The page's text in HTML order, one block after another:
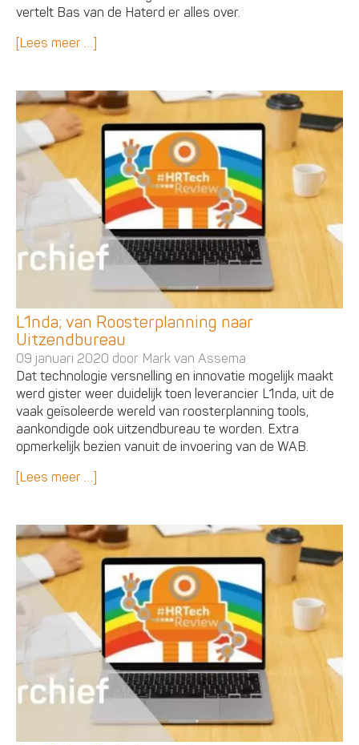
vertelt Bas van de Haterd er alles over.
[Lees meer …]
L1nda; van Roosterplanning naar
Uitzendbureau
09 januari 2020 door Mark van Assema
Dat technologie versnelling en innovatie mogelijk maakt
werd gister weer duidelijk toen leverancier L1nda, uit de
vaak geïsoleerde wereld van roosterplanning tools,
aankondigde ook uitzendbureau te worden. Extra
opmerkelijk bezien vanuit de invoering van de WAB.
[Lees meer …]